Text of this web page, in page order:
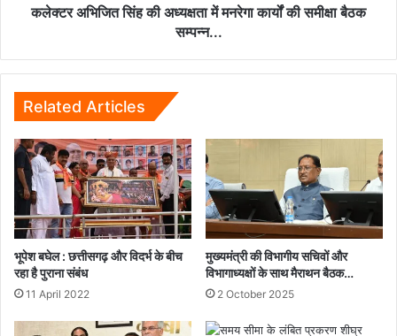
समीक्षाकलेक्टर अभिजित सिंह की अध्यक्षता में मनरेगा कार्यों की समीक्षा बैठक
सम्पन्न...
Related Articles
भूपेश बघेल : छत्तीसगढ़ और विदर्भ के बीच
रहा है पुराना संबंध
11 April 2022
मुख्यमंत्री की विभागीय सचिवों और
विभागाध्यक्षों के साथ मैराथन बैठक…
2 October 2025